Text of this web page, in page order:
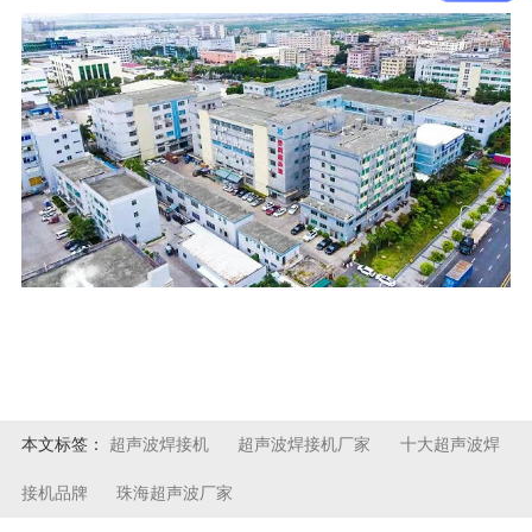
本文标签： 超声波焊接机 超声波焊接机厂家 十大超声波焊
接机品牌 珠海超声波厂家